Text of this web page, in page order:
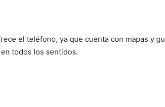
el teléfono, ya que cuenta con mapas y
todos los sentidos.